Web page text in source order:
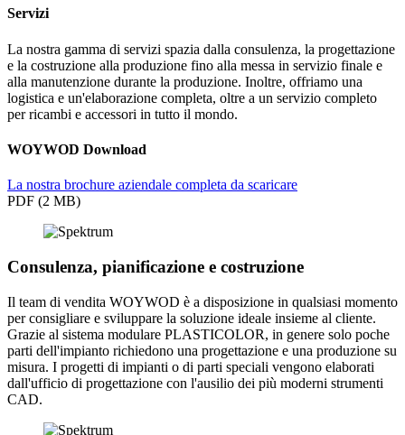
Servizi
La nostra gamma di servizi spazia dalla consulenza, la progettazione
e la costruzione alla produzione fino alla messa in servizio finale e
alla manutenzione durante la produzione. Inoltre, offriamo una
logistica e un'elaborazione completa, oltre a un servizio completo
per ricambi e accessori in tutto il mondo.
WOYWOD Download
La nostra brochure aziendale completa da scaricare
PDF (2 MB)
Consulenza, pianificazione e costruzione
Il team di vendita WOYWOD è a disposizione in qualsiasi momento
per consigliare e sviluppare la soluzione ideale insieme al cliente.
Grazie al sistema modulare PLASTICOLOR, in genere solo poche
parti dell'impianto richiedono una progettazione e una produzione su
misura. I progetti di impianti o di parti speciali vengono elaborati
dall'ufficio di progettazione con l'ausilio dei più moderni strumenti
CAD.